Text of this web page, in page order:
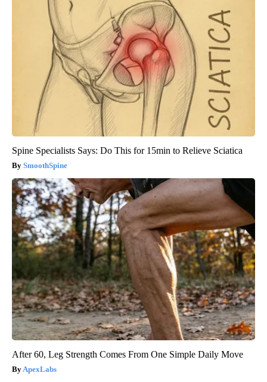
Spine Specialists Says: Do This for 15min to Relieve Sciatica
SmoothSpine
After 60, Leg Strength Comes From One Simple Daily Move
ApexLabs